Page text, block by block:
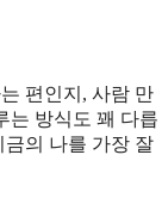
편인지, 사람 만
는 방식도 꽤 다릅
의 나를 가장 잘